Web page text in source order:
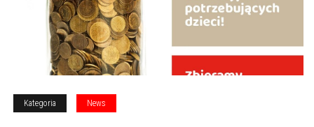
Kategoria News